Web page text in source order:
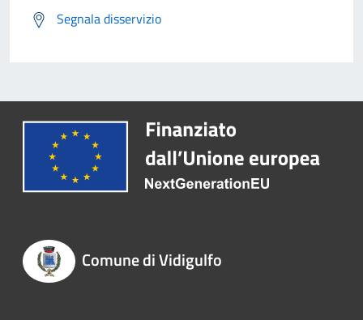
Segnala disservizio
Comune di Vidigulfo